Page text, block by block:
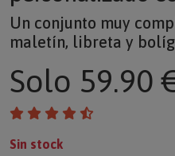
Un conjunto muy
maletín, libreta y
Solo 59.90
Sin stock